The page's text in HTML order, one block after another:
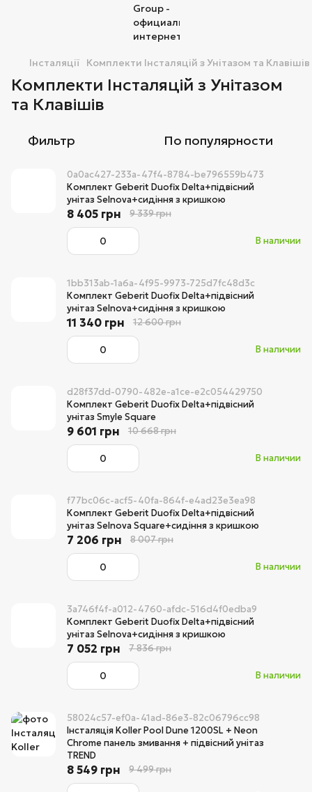
Інсталяції Комплекти Інсталяцій з Унітазом та Клавішів
Комплекти Інсталяцій з Унітазом
та Клавішів
Фильтр По популярности
0a0ac427-233a-47f4-8784-be796559b473
Комплект Geberit Duofix Delta+підвісний
унітаз Selnova+сидіння з кришкою
В наличии
8 405 грн 9 339 грн
1bb313ab-1a6a-4f95-9973-725d7fc48d3c
Комплект Geberit Duofix Delta+підвісний
унітаз Selnova+сидіння з кришкою
В наличии
11 340 грн 12 600 грн
d28f37dd-0790-482e-a1ce-e2c054429750
Комплект Geberit Duofix Delta+підвісний
унітаз Smyle Square
В наличии
9 601 грн 10 668 грн
f77bc06c-acf5-40fa-864f-e4ad23e3ea98
Комплект Geberit Duofix Delta+підвісний
унітаз Selnova Square+сидіння з кришкою
В наличии
7 206 грн 8 007 грн
3a746f4f-a012-4760-afdc-516d4f0edba9
Комплект Geberit Duofix Delta+підвісний
унітаз Selnova+сидіння з кришкою
В наличии
7 052 грн 7 836 грн
58024c57-ef0a-41ad-86e3-82c06796cc98
Інсталяція Koller Pool Dune 1200SL + Neon
Chrome панель змивання + підвісний унітаз
TREND
8 549 грн 9 499 грн